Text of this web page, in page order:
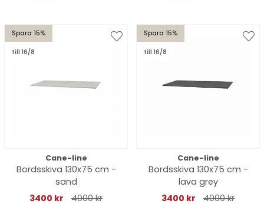
Spara 15%
till 16/8
Cane-line
Bordsskiva 130x75 cm -
sand
3400 kr
4000 kr
Spara 15%
till 16/8
Cane-line
Bordsskiva 130x75 cm -
lava grey
3400 kr
4000 kr